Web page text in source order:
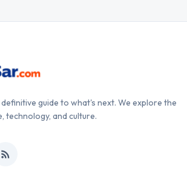
guide to what's next. We explore the
technology, and culture.
rss_feed